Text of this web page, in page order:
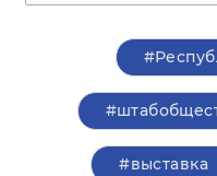
#выставка